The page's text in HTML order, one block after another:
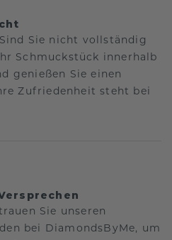
Sie nicht vollständig
Schmuckstück innerhalb
genießen Sie einen
Zufriedenheit steht bei
Sie unseren
bei DiamondsByMe, um